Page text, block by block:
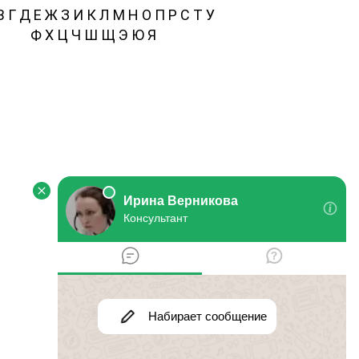
Г Д Е Ж З И КЛ М Н О П Р С Т У
Ф Х Ц Ч Ш Щ Э Ю Я